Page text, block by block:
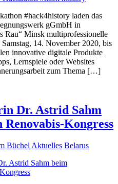
#hack4history laden das
gGmbH in
Rau“ Minsk multiprofessionelle
14. November 2020, bis
innovative digitale Produkte
Lernspiele oder Websites
zum Thema […]
Dr. Astrid Sahm
Kongress
Büchel Aktuelles Belarus